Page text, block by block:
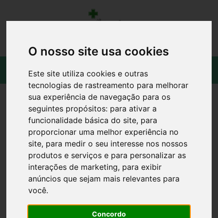
O nosso site usa cookies
Este site utiliza cookies e outras
tecnologias de rastreamento para melhorar
sua experiência de navegação para os
seguintes propósitos: para ativar a
funcionalidade básica do site, para
proporcionar uma melhor experiência no
site, para medir o seu interesse nos nossos
produtos e serviços e para personalizar as
interações de marketing, para exibir
anúncios que sejam mais relevantes para
você.
Concordo